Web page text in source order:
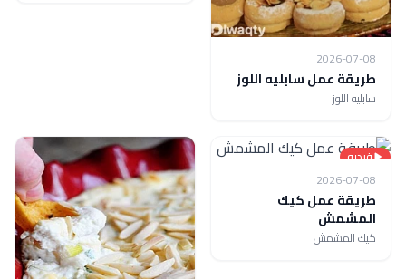
2026-07-08
طريقة عمل سابليه اللوز
سابليه اللوز
فيديو
2026-07-08
طريقة عمل كيك
المشمش​
كيك المشمش​